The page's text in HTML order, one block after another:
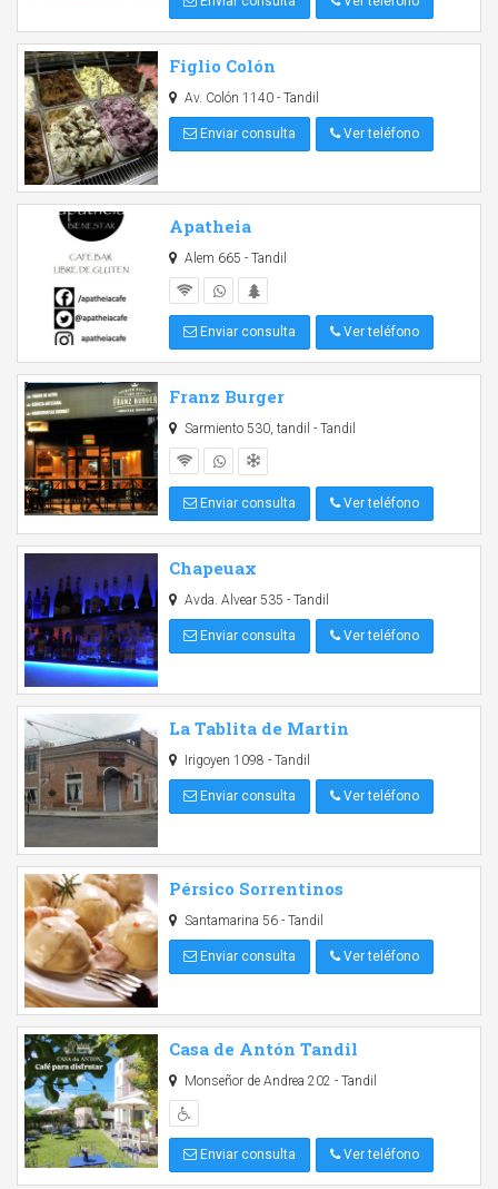
Figlio Colón
Av. Colón 1140 - Tandil
Enviar consulta Ver teléfono
Apatheia
Alem 665 - Tandil
Enviar consulta Ver teléfono
Franz Burger
Sarmiento 530, tandil - Tandil
Enviar consulta Ver teléfono
Chapeuax
Avda. Alvear 535 - Tandil
Enviar consulta Ver teléfono
La Tablita de Martin
Irigoyen 1098 - Tandil
Enviar consulta Ver teléfono
Pérsico Sorrentinos
Santamarina 56 - Tandil
Enviar consulta Ver teléfono
Casa de Antón Tandil
Monseñor de Andrea 202 - Tandil
Enviar consulta Ver teléfono